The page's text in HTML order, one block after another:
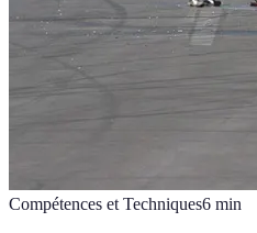
Compétences et Techniques6 min